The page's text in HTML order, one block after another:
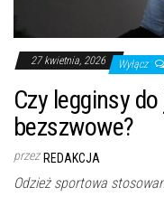
27 kwietnia, 2026 Wyłącz
Czy legginsy
bezszwowe?
przez REDAKCJA
Odzież sportowa